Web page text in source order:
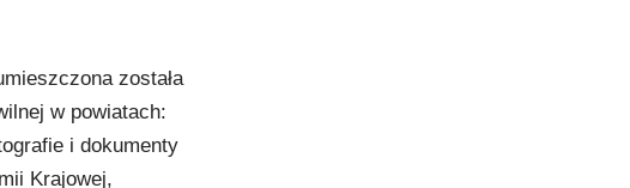
została
w powiatach:
i dokumenty
Krajowej,